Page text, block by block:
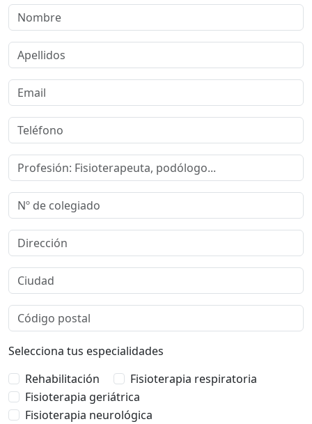
Selecciona tus especialidades
Rehabilitación
Fisioterapia respiratoria
Fisioterapia geriátrica
Fisioterapia neurológica